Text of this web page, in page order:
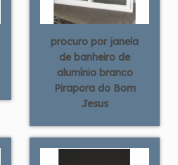
procuro por janela
de banheiro de
alumínio branco
Pirapora do Bom
Jesus